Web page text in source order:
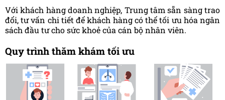
Với khách hàng doanh nghiệp, Trung tâm sẵn sàng trao
đổi, tư vấn chi tiết để khách hàng có thể tối ưu hóa ngân
sách đầu tư cho sức khoẻ của cán bộ nhân viên.
Quy trình thăm khám tối ưu